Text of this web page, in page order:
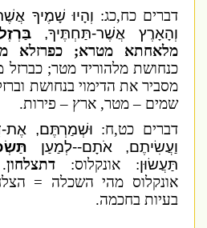
דברים כח,כג:וְהָיוּ שָׁמֶיךָ
וְהָאָרֶץ אֲשֶׁר-תַּחְתֶּיךָ,
בַּרְזֶל:
מלאחתא מטרא; כפרזלא
כנחושת מלהוריד מטר; כברזל
מסביר את הדימוי בנחושת
שמים – מטר, ארץ – פירות.
דברים כט,ח:וּשְׁמַרְתֶּם, אֶת-
וַעֲשִׂיתֶם, אֹתָם--לְמַעַן
תַּעֲשׂוּן: אונקלוס: דתצלחון.
אונקלוס מהי השכלה =
בעיות בחכמה.